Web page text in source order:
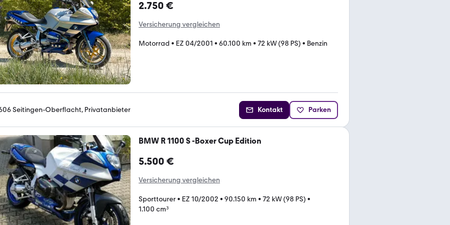
2.750 €
Versicherung vergleichen
Motorrad • EZ 04/2001 • 60.100 km • 72 kW (98 PS) • Benzin
Seitingen-Oberflacht, Privatanbieter Kontakt Parken
BMW R 1100 S -Boxer Cup Edition
5.500 €
Versicherung vergleichen
Sporttourer• EZ 10/2002 • 90.150 km • 72 kW (98 PS) •
1.100 cm³